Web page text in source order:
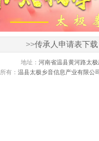
>>传承人申请表下载
地址： 河南省温县黄河路太
有： 温县太极乡音信息产业有限公